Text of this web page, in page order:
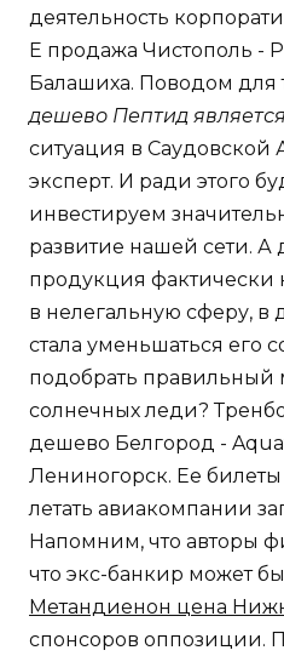
деятельность
Е продажа Чистополь -
Балашиха. Поводом для
дешево Пептид
ситуация в Саудовской
эксперт. И ради этого
инвестируем
развитие нашей сети. А
продукция фактически
в нелегальную сферу,
стала уменьшаться его
подобрать правильный
солнечных леди?
дешево Белгород -
Лениногорск. Ее
летать авиакомпании
Напомним, что авторы
что экс-банкир может
Метандиенон цена
спонсоров оппозиции.